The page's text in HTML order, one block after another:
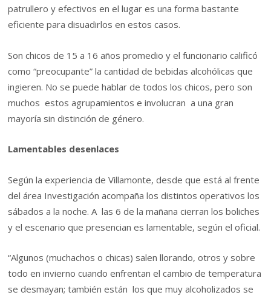
patrullero y efectivos en el lugar es una forma bastante
eficiente para disuadirlos en estos casos.
Son chicos de 15 a 16 años promedio y el funcionario calificó
como “preocupante” la cantidad de bebidas alcohólicas que
ingieren. No se puede hablar de todos los chicos, pero son
muchos estos agrupamientos e involucran a una gran
mayoría sin distinción de género.
Lamentables desenlaces
Según la experiencia de Villamonte, desde que está al frente
del área Investigación acompaña los distintos operativos los
sábados a la noche. A las 6 de la mañana cierran los boliches
y el escenario que presencian es lamentable, según el oficial.
“Algunos (muchachos o chicas) salen llorando, otros y sobre
todo en invierno cuando enfrentan el cambio de temperatura
se desmayan; también están los que muy alcoholizados se